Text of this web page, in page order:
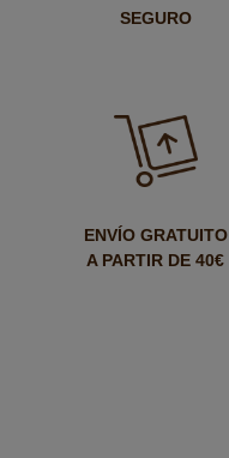
SEGURO
ENVÍO GRATUITO
A PARTIR DE 40€